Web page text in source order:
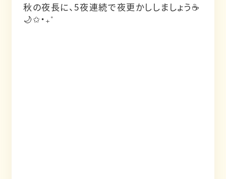
秋の夜長に、5夜連続で夜更かししましょう☕️
🌙✩‧₊˚